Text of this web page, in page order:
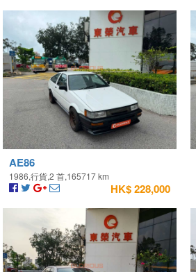
AE86
1986,行貨,2 首,165717 km
HK$ 228,000